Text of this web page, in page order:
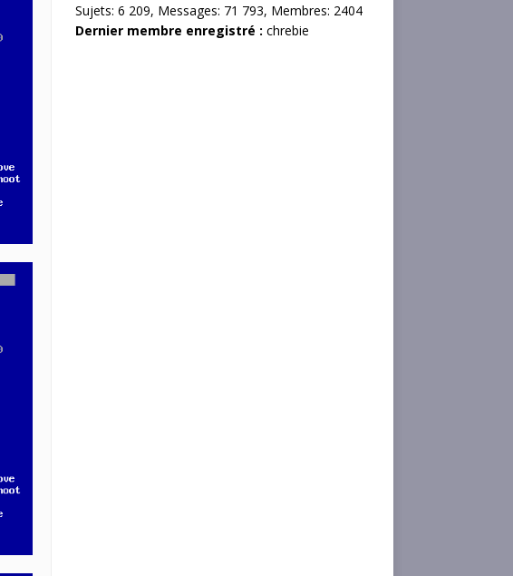
Sujets: 6 209, Messages: 71 793, Membres: 2404
Dernier membre enregistré : chrebie